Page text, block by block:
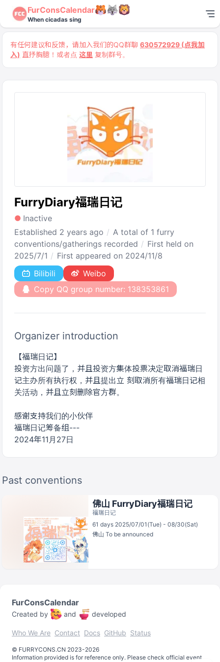
FurConsCalendar
When cicadas sing
有任何建议和反馈，请加入我们的QQ群聊 630572929 (点我加
入) 直抒胸臆！或者点 这里 复制群号。
FurryDiary福瑞日记
Inactive
Established 2 years ago
A total of 1 furry
conventions/gatherings recorded
First held on
2025/7/1
First appeared on 2024/11/8
Bilibili
Weibo
Copy QQ group number: 138353861
Organizer introduction
【福瑞日记】
投资方出问题了，并且投资方集体投票决定取消福瑞日
记主办所有执行权，并且提出立 刻取消所有福瑞日记相
关活动，并且立刻删除官方群。
感谢支持我们的小伙伴
福瑞日记筹备组---
2024年11月27日
Past conventions
佛山 FurryDiary福瑞日记
福瑞日记
61 days 2025/07/01(Tue) - 08/30(Sat)
佛山 To be announced
FurConsCalendar
Created by and developed
Who We Are Contact Docs GitHub Status
©️ FURRYCONS.CN 2023-2026
Information provided is for reference only. Please check official event